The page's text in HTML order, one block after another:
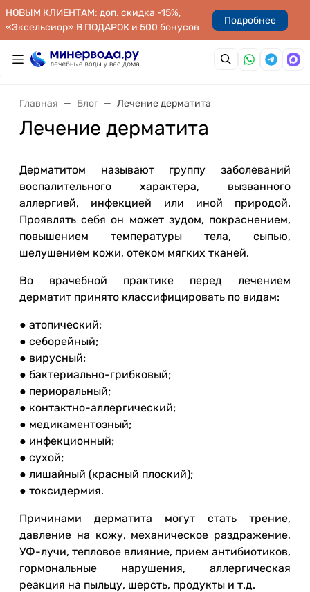
НОВЫМ КЛИЕНТАМ: доп. скидка -15%,
«Эксельсиор» В ПОДАРОК и 500 бонусов
Подробнее
Главная Блог Лечение дерматита
Лечение дерматита
Дерматитом называют группу заболеваний
воспалительного характера, вызванного
аллергией, инфекцией или иной природой.
Проявлять себя он может зудом, покраснением,
повышением температуры тела, сыпью,
шелушением кожи, отеком мягких тканей.
Во врачебной практике перед лечением
дерматит принято классифицировать по видам:
● атопический;
● себорейный;
● вирусный;
● бактериально-грибковый;
● периоральный;
● контактно-аллергический;
● медикаментозный;
● инфекционный;
● сухой;
● лишайный (красный плоский);
● токсидермия.
Причинами дерматита могут стать трение,
давление на кожу, механическое раздражение,
УФ-лучи, тепловое влияние, прием антибиотиков,
гормональные нарушения, аллергическая
реакция на пыльцу, шерсть, продукты и т.д.